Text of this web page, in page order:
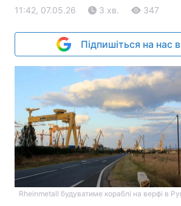
11:42, 07.05.26 3 хв. 347
Підпишіться на нас
Rheinmetall будуватиме кораблі на верфі в